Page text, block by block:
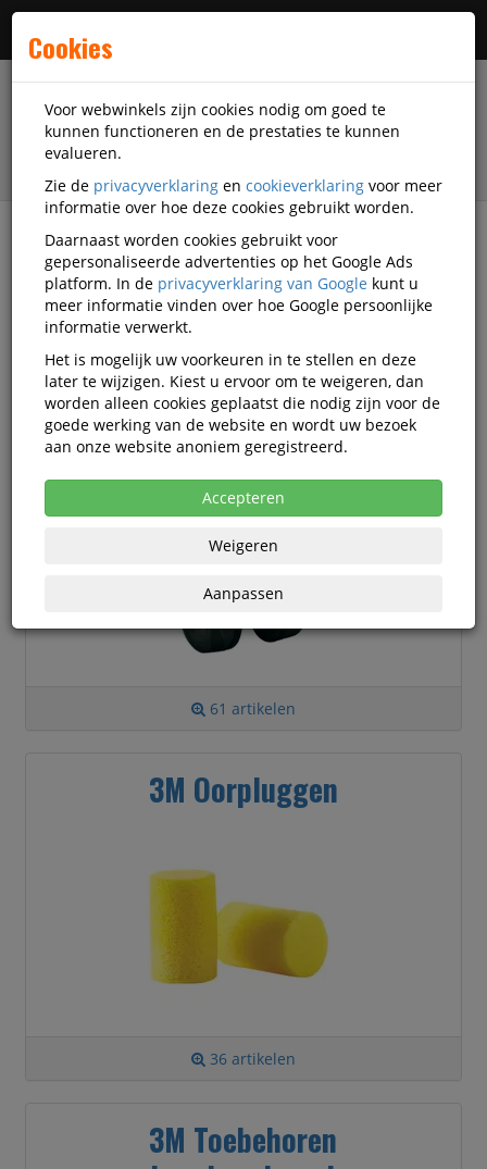
filter
Veiligheidsartikelen Gehoorbescherming 3M
3M gehoorbescherming
3M Gehoorkappen
61 artikelen
3M Oorpluggen
36 artikelen
3M Toebehoren
Cookies
Voor webwinkels zijn cookies nodig om goed te
kunnen functioneren en de prestaties te kunnen
evalueren.
Zie de privacyverklaring en cookieverklaring voor meer
informatie over hoe deze cookies gebruikt worden.
Daarnaast worden cookies gebruikt voor
gepersonaliseerde advertenties op het Google Ads
platform. In de privacyverklaring van Google kunt u
meer informatie vinden over hoe Google persoonlijke
informatie verwerkt.
Het is mogelijk uw voorkeuren in te stellen en deze
later te wijzigen. Kiest u ervoor om te weigeren, dan
worden alleen cookies geplaatst die nodig zijn voor de
goede werking van de website en wordt uw bezoek
aan onze website anoniem geregistreerd.
Accepteren
Weigeren
Aanpassen